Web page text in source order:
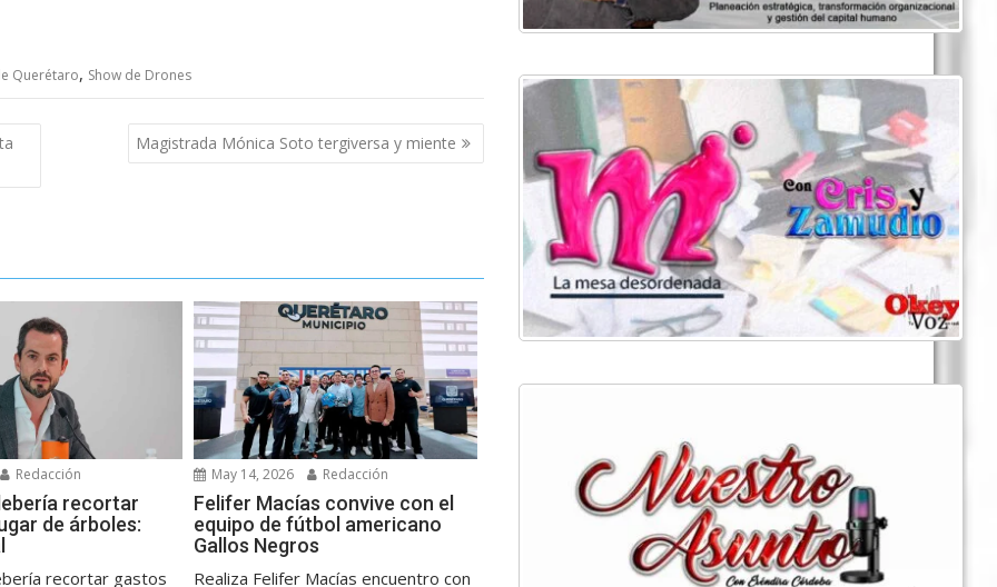
Querétaro, Show de Drones
Magistrada Mónica Soto tergiversa y miente
Redacción
recortar
de árboles:
recortar gastos
May 14, 2026 Redacción
Felifer Macías convive con el
equipo de fútbol americano
Gallos Negros
Realiza Felifer Macías encuentro con